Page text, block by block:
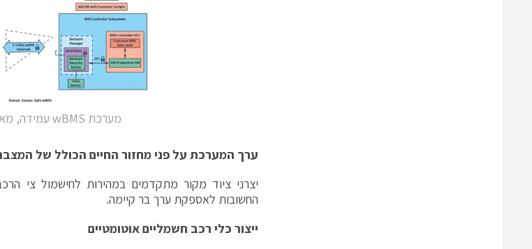
מערכת wBMS עמידה, מאובטחת ובטוחה
ערך המערכת על פני מחזור החיים הכולל של
יצרני ציוד מקור מתקדמים במהירות לחישמול צי
החשובות לאספקת ערך בר קיימה.
ייצור כלי רכב חשמליים אוטומטיים